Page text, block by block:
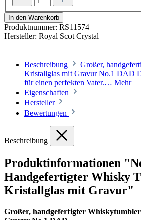
In den Warenkorb
Produktnummer: RS11574
Hersteller: Royal Scot Crystal
Beschreibung
Großer,
Kristallglas mit Gravur No.1 DAD
für einen perfekten Vater.… Mehr
Eigenschaften
Hersteller
Bewertungen
Beschreibung
Produktinformationen
Handgefertigter Whisky
Kristallglas mit Gravur"
Großer, handgefertigter